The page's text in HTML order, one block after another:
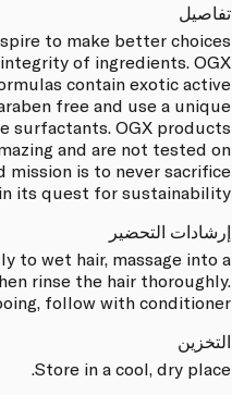
تفاصيل
to make better choices
of ingredients. OGX
contain exotic active
free and use a unique
surfactants. OGX products
and are not tested on
mission is to never sacrifice
its quest for sustainability.
إرشادات التحضير
to wet hair, massage into a
rinse the hair thoroughly.
follow with conditioner.
التخزين
Store in a cool, dry place.